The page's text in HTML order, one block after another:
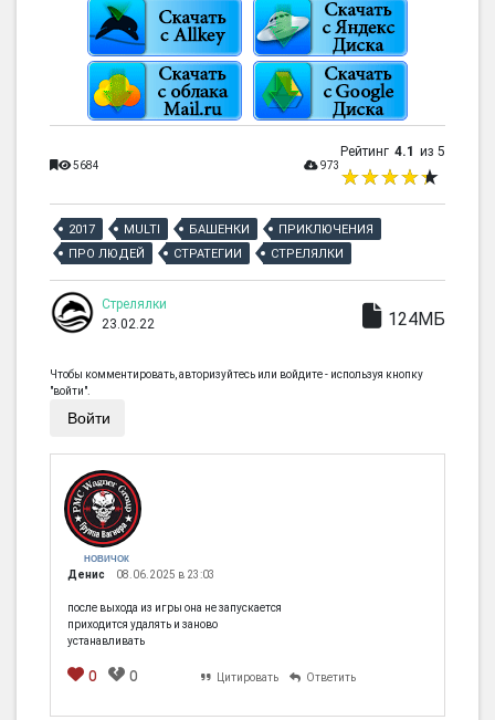
5684 973
Рейтинг 4.1 из 5
2017 MULTI БАШЕНКИ
ПРИКЛЮЧЕНИЯ
ПРО ЛЮДЕЙ
СТРАТЕГИИ СТРЕЛЯЛКИ
Стрелялки
23.02.22
124МБ
Чтобы комментировать, авторизуйтесь или войдите - используя кнопку
"войти".
Войти
НОВИЧОК
Денис 08.06.2025 в 23:03
после выхода из игры она не запускается
приходится удалять и заново
устанавливать
0 0 Цитировать Ответить